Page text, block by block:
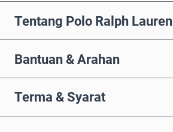
Tentang Polo Ralph Lauren
Bantuan & Arahan
Terma & Syarat